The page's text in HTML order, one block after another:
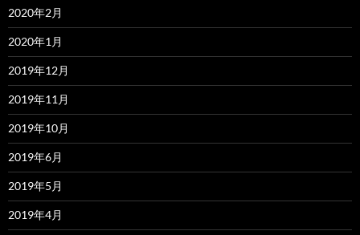
2020年2月
2020年1月
2019年12月
2019年11月
2019年10月
2019年6月
2019年5月
2019年4月